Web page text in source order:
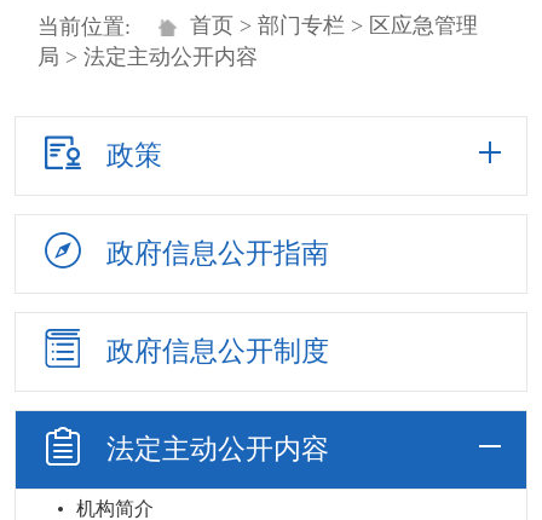
当前位置: 首页> 部门专栏 > 区应急管理
局 > 法定主动公开内容
政策
政府信息公开指南
政府信息公开制度
法定主动公开内容
机构简介